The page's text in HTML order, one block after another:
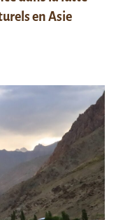
en Asie